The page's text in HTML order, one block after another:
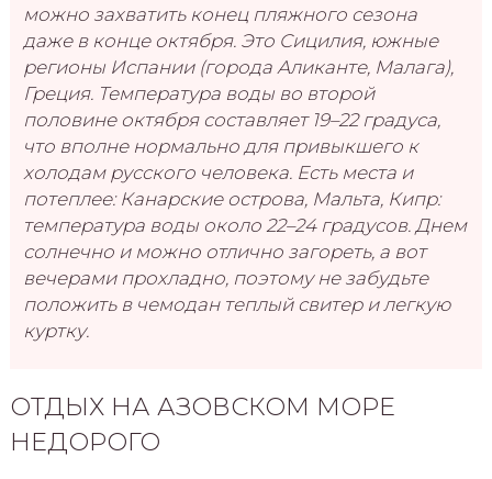
можно захватить конец пляжного сезона
даже в конце октября. Это Сицилия, южные
регионы Испании (города Аликанте, Малага),
Греция. Температура воды во второй
половине октября составляет 19–22 градуса,
что вполне нормально для привыкшего к
холодам русского человека. Есть места и
потеплее: Канарские острова, Мальта, Кипр:
температура воды около 22–24 градусов. Днем
солнечно и можно отлично загореть, а вот
вечерами прохладно, поэтому не забудьте
положить в чемодан теплый свитер и легкую
куртку.
ОТДЫХ НА АЗОВСКОМ МОРЕ
НЕДОРОГО